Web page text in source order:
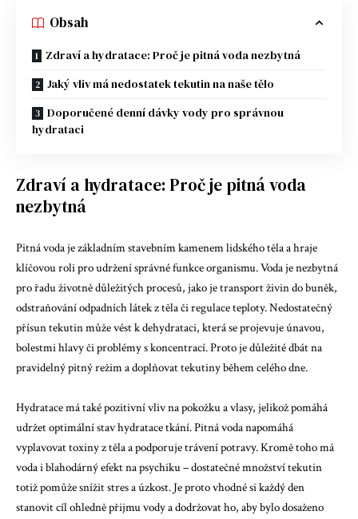
Obsah
Zdraví a hydratace: Proč je pitná voda nezbytná
Jaký vliv má nedostatek tekutin na naše tělo
Doporučené denní dávky vody pro správnou
hydrataci
Zdraví a hydratace: Proč je pitná voda
nezbytná
Pitná voda je základním stavebním kamenem lidského těla a hraje
klíčovou roli pro udržení správné funkce organismu. Voda je nezbytná
pro řadu životně důležitých procesů, jako je transport živin do buněk,
odstraňování odpadních látek z těla či regulace teploty. Nedostatečný
přísun tekutin může vést k dehydrataci, která se projevuje únavou,
bolestmi hlavy či problémy s koncentrací. Proto je důležité dbát na
pravidelný pitný režim a doplňovat tekutiny během celého dne.
Hydratace má také pozitivní vliv na pokožku a vlasy, jelikož pomáhá
udržet optimální stav hydratace tkání. Pitná voda napomáhá
vyplavovat toxiny z těla a podporuje trávení potravy. Kromě toho má
voda i blahodárný efekt na psychiku – dostatečné množství tekutin
totiž pomůže snížit stres a úzkost. Je proto vhodné si každý den
stanovit cíl ohledně přijmu vody a dodržovat ho, aby bylo dosaženo